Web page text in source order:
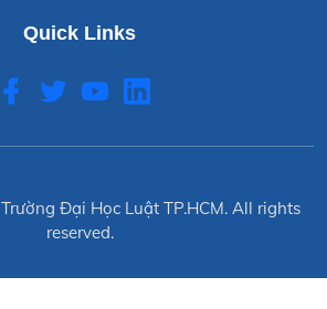
Quick Links
Trường Đại Học Luật TP.HCM. All rights
reserved.